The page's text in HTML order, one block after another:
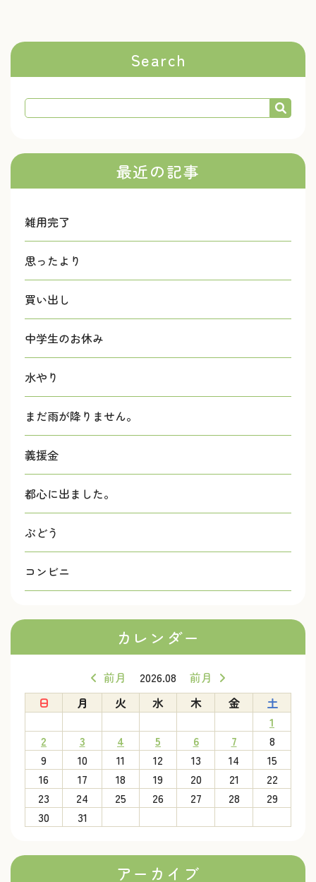
Search
最近の記事
雑用完了
思ったより
買い出し
中学生のお休み
水やり
まだ雨が降りません。
義援金
都心に出ました。
ぶどう
コンビニ
カレンダー
前月 2026.08
前月
日
月 火 水 木 金
土
1
2
3 4 5 6 7
8
9
10 11 12 13 14
15
16
17 18 19 20 21
22
23
24 25 26 27 28
29
30
31
アーカイブ